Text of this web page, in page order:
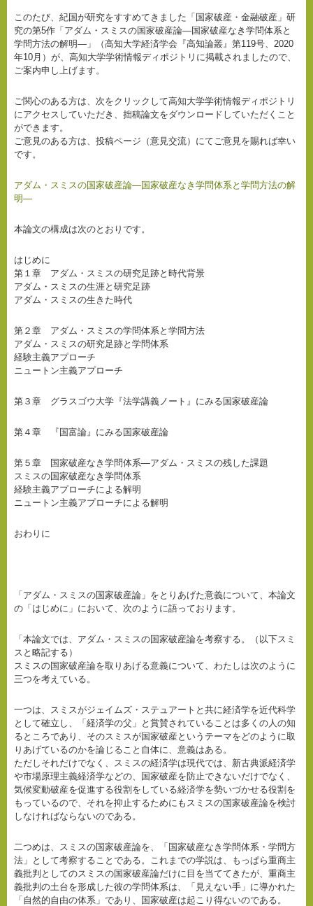
このたび、紀国が研究をすすめてきました「国家破産・金融破産」研
究の第5作「アダム・スミスの国家破産論―国家破産なき学問体系と
学問方法の解明―」（高知大学経済学会『高知論叢』第119号、2020
年10月）が、高知大学学術情報ディポジトリに掲載されましたので、
ご案内申し上げます。
ご関心のある方は、次をクリックして高知大学学術情報ディポジトリ
にアクセスしていただき、拙稿論文をダウンロードしていただくこと
ができます。
ご意見のある方は、投稿ページ（意見交流）にてご意見を賜れば幸い
です。
アダム・スミスの国家破産論―国家破産なき学問体系と学問方法の解
明―
本論文の構成は次のとおりです。
はじめに
第１章 アダム・スミスの研究足跡と時代背景
アダム・スミスの生涯と研究足跡
アダム・スミスの生きた時代
第２章 アダム・スミスの学問体系と学問方法
アダム・スミスの研究足跡と学問体系
経験主義アプローチ
ニュートン主義アプローチ
第３章 グラスゴウ大学『法学講義ノート』にみる国家破産論
第４章 『国富論』にみる国家破産論
第５章 国家破産なき学問体系―アダム・スミスの残した課題
スミスの国家破産なき学問体系
経験主義アプローチによる解明
ニュートン主義アプローチによる解明
おわりに
「アダム・スミスの国家破産論」をとりあげた意義について、本論文
の「はじめに」において、次のように語っております。
「本論文では、アダム・スミスの国家破産論を考察する。（以下スミ
スと略記する）
スミスの国家破産論を取りあげる意義について、わたしは次のように
三つを考えている。
一つは、スミスがジェイムズ・ステュアートと共に経済学を近代科学
として確立し、「経済学の父」と賞賛されていることは多くの人の知
るところであり、そのスミスが国家破産というテーマをどのように取
りあげているのかを論じること自体に、意義はある。
ただしそれだけでなく、スミスの経済学は現代では、新古典派経済学
や市場原理主義経済学などの、国家破産を防止できないだけでなく、
気候変動破産を促進する役割をしている経済学を勢いづかせる役割を
もっているので、それを抑止するためにもスミスの国家破産論を検討
しなければならないのである。
二つめは、スミスの国家破産論を、「国家破産なき学問体系・学問方
法」として考察することである。これまでの学説は、もっぱら重商主
義批判としてのスミスの国家破産論だけに目を当ててきたが、重商主
義批判の土台を形成した彼の学問体系は、「見えない手」に導かれた
「自然的自由の体系」であり、国家破産は起こり得ないのである。